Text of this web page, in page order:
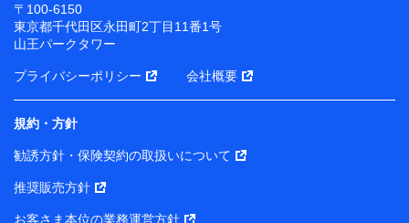
〒100-6150
東京都千代田区永田町2丁目11番1号
山王パークタワー
プライバシーポリシー 会社概要
規約・方針
勧誘方針・保険契約の取扱いについて
推奨販売方針
お客さま本位の業務運営方針